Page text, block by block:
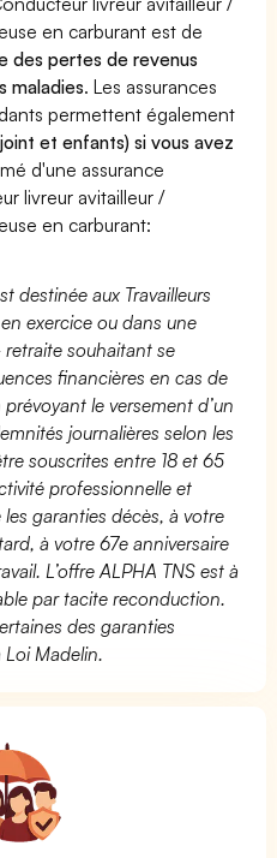
en carburant est de
des pertes de revenus
maladies. Les assurances
permettent également
et enfants) si vous avez
d'une assurance
livreur avitailleur /
en carburant:
destinée aux Travailleurs
exercice ou dans une
souhaitant se
financières en cas de
le versement d’un
journalières selon les
souscrites entre 18 et 65
professionnelle et
garanties décès, à votre
à votre 67e anniversaire
L’offre ALPHA TNS est à
par tacite reconduction.
des garanties
Madelin.